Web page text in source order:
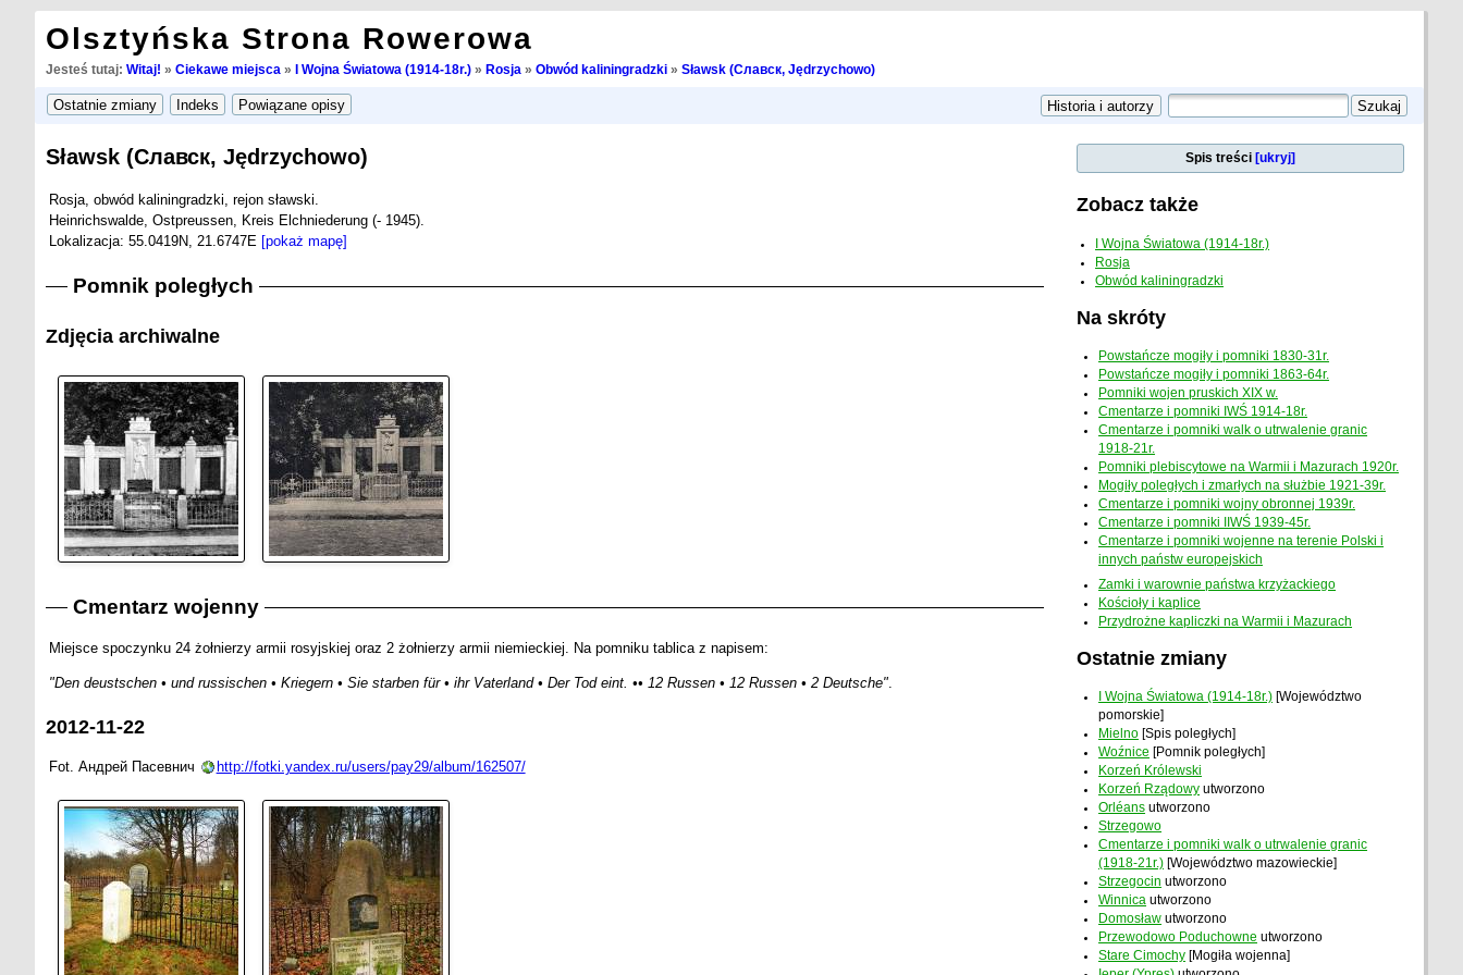
Olsztyńska Strona Rowerowa
Jesteś tutaj: Witaj! » Ciekawe miejsca » I Wojna Światowa (1914-18r.)» Rosja » Obwód kaliningradzki» Sławsk (Славск, Jędrzychowo)
Sławsk (Славск, Jędrzychowo)
Rosja, obwód kaliningradzki, rejon sławski.
Heinrichswalde, Ostpreussen, Kreis Elchniederung (- 1945).
Lokalizacja: 55.0419N, 21.6747E [pokaż mapę]
Pomnik poległych
Zdjęcia archiwalne
Cmentarz wojenny
Miejsce spoczynku 24 żołnierzy armii rosyjskiej oraz 2 żołnierzy armii niemieckiej. Na pomniku tablica z napisem:
"Den deustschen • und russischen • Kriegern • Sie starben für • ihr Vaterland • Der Tod eint. •• 12 Russen • 12 Russen • 2 Deutsche".
2012-11-22
Fot. Андрей Пасевнич http://fotki.yandex.ru/users/pay29/album/162507/
Spis treści [ukryj]
Zobacz także
I Wojna Światowa (1914-18r.)
Rosja
Obwód kaliningradzki
Na skróty
Powstańcze mogiły i pomniki 1830-31r.
Powstańcze mogiły i pomniki 1863-64r.
Pomniki wojen pruskich XIX w.
Cmentarze i pomniki IWŚ 1914-18r.
Cmentarze i pomniki walk o utrwalenie granic
1918-21r.
Pomniki plebiscytowe na Warmii i Mazurach 1920r.
Mogiły poległych i zmarłych na służbie 1921-39r.
Cmentarze i pomniki wojny obronnej 1939r.
Cmentarze i pomniki IIWŚ 1939-45r.
Cmentarze i pomniki wojenne na terenie Polski i
innych państw europejskich
Zamki i warownie państwa krzyżackiego
Kościoły i kaplice
Przydrożne kapliczki na Warmii i Mazurach
Ostatnie zmiany
I Wojna Światowa (1914-18r.) [Województwo
pomorskie]
Mielno [Spis poległych]
Woźnice [Pomnik poległych]
Korzeń Królewski
Korzeń Rządowy utworzono
Orléans utworzono
Strzegowo
Cmentarze i pomniki walk o utrwalenie granic
(1918-21r.) [Województwo mazowieckie]
Strzegocin utworzono
Winnica utworzono
Domosław utworzono
Przewodowo Poduchowne utworzono
Stare Cimochy [Mogiła wojenna]